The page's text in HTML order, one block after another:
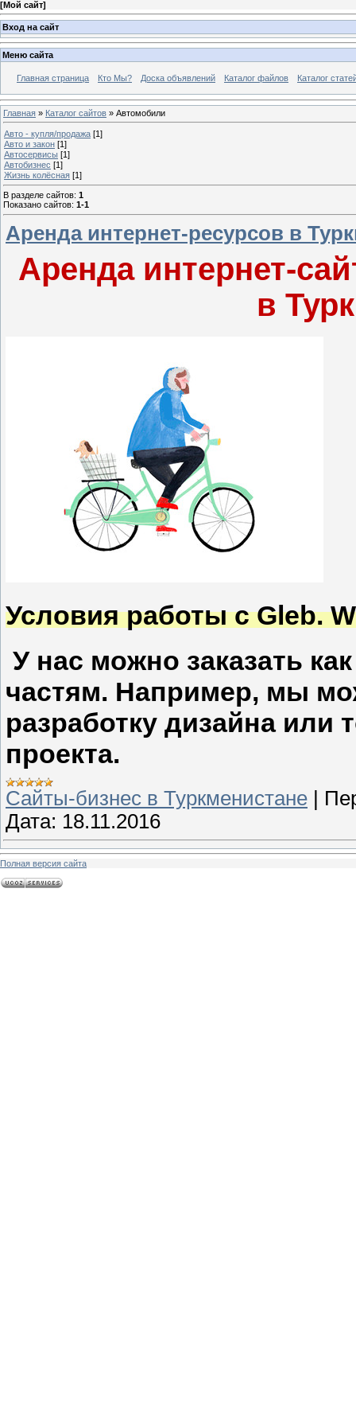
[Мой сайт]
Вход на сайт
Меню сайта
Главная страница Кто Мы? Доска объявлений Каталог файлов Каталог
Главная » Каталог сайтов » Автомобили
Авто - купля/продажа [1]
Авто и закон [1]
Автосервисы [1]
Автобизнес [1]
Жизнь колёсная [1]
В разделе сайтов: 1
Показано сайтов: 1-1
Аренда интернет-ресурсов в
Аренда интернет-
в
Условия работыс Gleb.
У нас можно заказать
частям. Например, мы
разработку дизайна или
проекта.
Сайты-бизнес в Туркменистане
Дата: 18.11.2016
Полная версия сайта